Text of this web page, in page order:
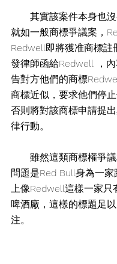
其實該案件本身也沒
就如一般商標爭議案，
Redwell即將獲准商標註
發律師函給Redwell ，
告對方他們的商標
商標近似，要求他們停止
否則將對該商標申請提
律行動。
雖然這類商標權爭議
問題是Red Bull身為一
上像Redwell這樣一家只
啤酒廠，這樣的標題足
注。